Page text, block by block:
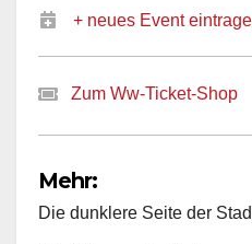
+ neues Event
Zum Ww-Ticket-Shop
Mehr:
Die dunklere Seite der